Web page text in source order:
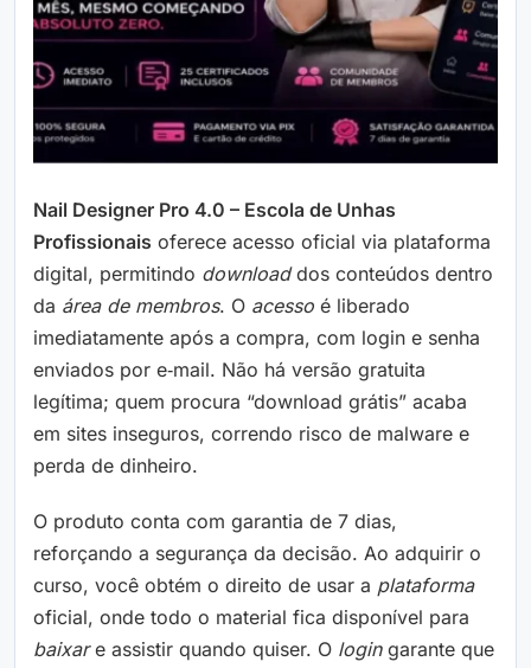
Nail Designer Pro 4.0 – Escola de Unhas
Profissionais oferece acesso oficial via plataforma
digital, permitindo downloaddos conteúdos dentro
da área de membros. O acesso é liberado
imediatamente após a compra, com login e senha
enviados por e‑mail. Não há versão gratuita
legítima; quem procura “download grátis” acaba
em sites inseguros, correndo risco de malware e
perda de dinheiro.
O produto conta com garantia de 7 dias,
reforçando a segurança da decisão. Ao adquirir o
curso, você obtém o direito de usar a plataforma
oficial, onde todo o material fica disponível para
baixare assistir quando quiser. O logingarante que